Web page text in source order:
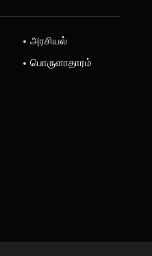
அரசியல்
பொருளாதாரம்